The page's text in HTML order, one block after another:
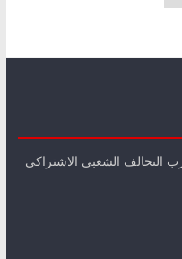
التحالف الشعبي الاشتراكي